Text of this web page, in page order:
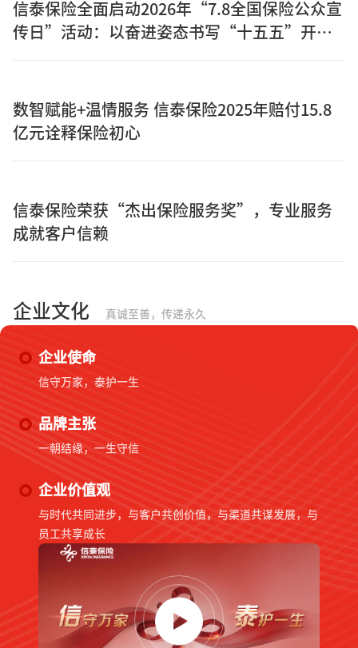
信泰保险全面启动2026年“7.8全国保险公众宣
传日”活动：以奋进姿态书写“十五五”开局
数智赋能+温情服务 信泰保险2025年赔付15.8
亿元诠释保险初心
信泰保险荣获“杰出保险服务奖”，专业服务
成就客户信赖
企业文化 真诚至善，传递永久
企业使命
信守万家，泰护一生
品牌主张
一朝结缘，一生守信
企业价值观
与时代共同进步，与客户共创价值，与渠道共谋发展，与
员工共享成长